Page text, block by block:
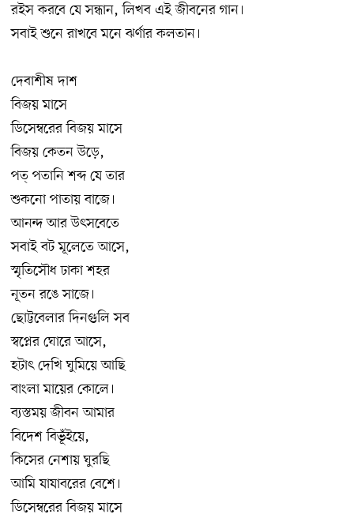
রইস করবে যে সন্ধান, লিখব এই জীবনের গান।
সবাই শুনে রাখবে মনে ঝর্ণার কলতান।
দেবাশীষ দাশ
বিজয় মাসে
ডিসেম্বরের বিজয় মাসে
বিজয় কেতন উড়ে,
পত্ পতানি শব্দ যে তার
শুকনো পাতায় বাজে।
আনন্দ আর উৎসবেতে
সবাই বট মূলেতে আসে,
স্মৃতিসৌধ ঢাকা শহর
নূতন রঙে সাজে।
ছোট্টবেলার দিনগুলি সব
স্বপ্নের ঘোরে আসে,
হটাৎ দেখি ঘুমিয়ে আছি
বাংলা মায়ের কোলে।
ব্যস্তময় জীবন আমার
বিদেশ বিভূঁইয়ে,
কিসের নেশায় ঘুরছি
আমি যাযাবরের বেশে।
ডিসেম্বরের বিজয় মাসে